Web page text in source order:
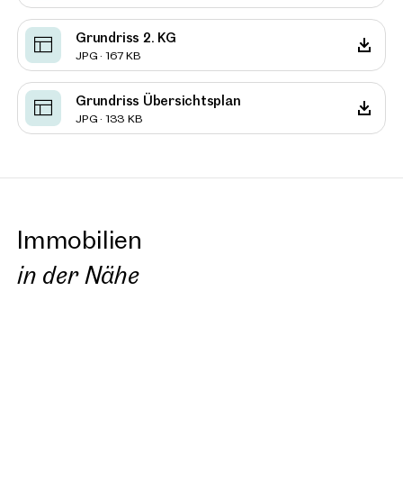
Grundriss 2. KG
JPG · 167 KB
Grundriss Übersichtsplan
JPG · 133 KB
Immobilien
in der Nähe